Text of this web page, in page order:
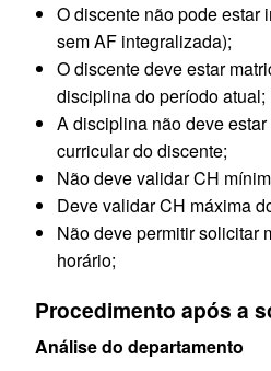
O discente não pode estar
sem AF integralizada);
O discente deve estar
disciplina do período atual;
A disciplina não deve
curricular do discente;
Não deve validar CH
Deve validar CH máxima
Não deve permitir solicitar
horário;
Procedimento após a
Análise do departamento